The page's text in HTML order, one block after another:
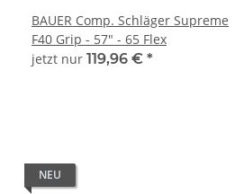
BAUER Comp. Schläger Supreme
F40 Grip - 57" - 65 Flex
jetzt nur 119,96 € *
NEU